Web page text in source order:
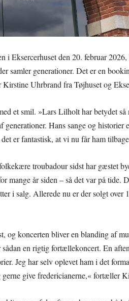
i Eksercerhuset den 20. februar
samler generationer. Det er en
Uhrbrand fra Tøjhuset og
et smil. »Lars Lilholt har betydet så
Hans sange og historier
er fantastisk, at vi nu får ham
troubadour sidst har gæstet
mange år siden – så det var på tide.
i salg. Allerede nu er der solgt over
og koncerten bliver en blanding af
en rigtig fortællekoncert. En
Jeg har selv oplevet ham i det
give fredericianerne,« fortæller